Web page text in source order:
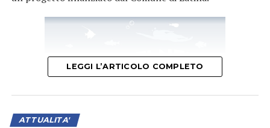
LEGGI L’ARTICOLO COMPLETO
ATTUALITA'